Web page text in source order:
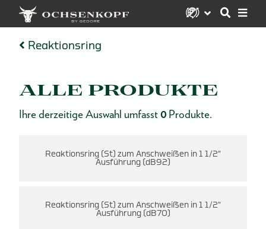
Reaktionsring
ALLE PRODUKTE
Ihre derzeitige Auswahl umfasst 0 Produkte.
Reaktionsring (St) zum Anschweißen in 1 1/2"
Ausführung (dB92)
Reaktionsring (St) zum Anschweißen in 1 1/2"
Ausführung (dB70)